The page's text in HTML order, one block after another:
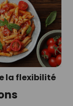
la flexibilité